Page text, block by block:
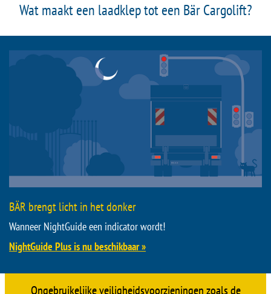
Wat maakt een laadklep tot een Bär Cargolift?
BÄR brengt licht in het donker
Wanneer NightGuide een indicator wordt!
NightGuide Plus is nu beschikbaar »